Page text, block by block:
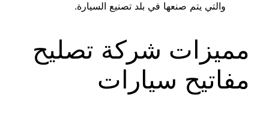
والتي يتم صنعها في بلد تصنيع السيارة.
مميزات شركة تصليح
مفاتيح سيارات